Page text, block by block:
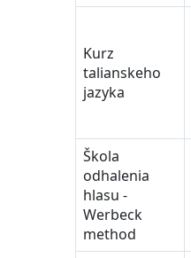
Kurz
talianskeho
jazyka
Škola
odhalenia
hlasu -
Werbeck
method